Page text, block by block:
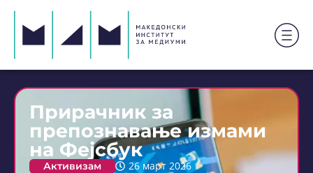
Прирачник за
препознавање измами
на Фејсбук
Активизам 26 март 2026